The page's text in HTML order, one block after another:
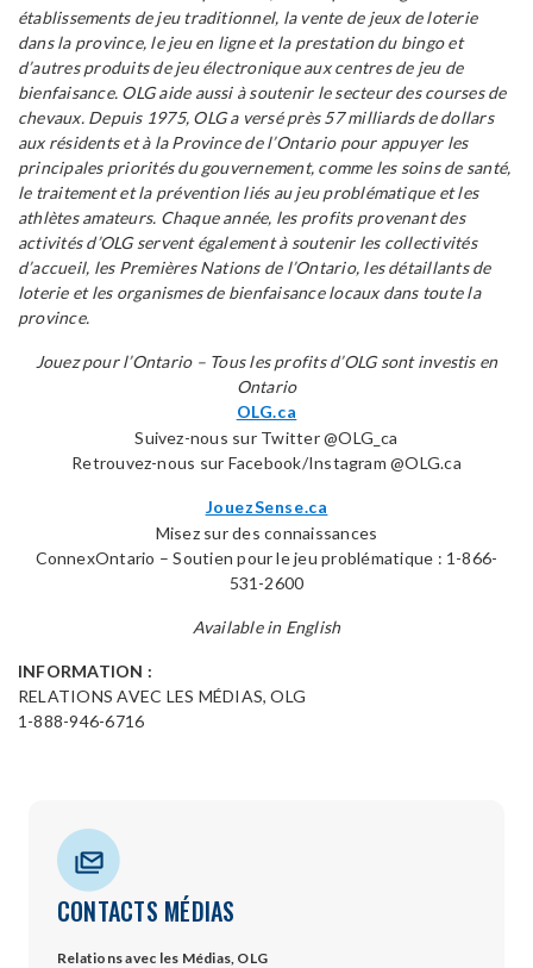
établissements de jeu traditionnel, la vente de jeux de loterie
dans la province, le jeu en ligne et la prestation du bingo et
d’autres produits de jeu électronique aux centres de jeu de
bienfaisance. OLG aide aussi à soutenir le secteur des courses de
chevaux. Depuis 1975, OLG a versé près 57 milliards de dollars
aux résidents et à la Province de l’Ontario pour appuyer les
principales priorités du gouvernement, comme les soins de santé,
le traitement et la prévention liés au jeu problématique et les
athlètes amateurs. Chaque année, les profits provenant des
activités d’OLG servent également à soutenir les collectivités
d’accueil, les Premières Nations de l’Ontario, les détaillants de
loterie et les organismes de bienfaisance locaux dans toute la
province.
Jouez pour l’Ontario – Tous les profits d’OLG sont investis en
Ontario
OLG.ca
Suivez-nous sur Twitter @OLG_ca
Retrouvez-nous sur Facebook/Instagram @OLG.ca
JouezSense.ca
Misez sur des connaissances
ConnexOntario – Soutien pour le jeu problématique : 1-866-
531-2600
Available in English
INFORMATION :
RELATIONS AVEC LES MÉDIAS, OLG
1-888-946-6716
CONTACTS MÉDIAS
Relations avec les Médias, OLG